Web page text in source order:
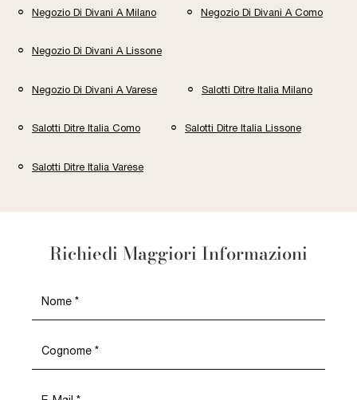
Negozio Di Divani A Milano Negozio Di Divani A Como
Negozio Di Divani A Lissone
Negozio Di Divani A Varese Salotti Ditre Italia Milano
Salotti Ditre Italia Como Salotti Ditre Italia Lissone
Salotti Ditre Italia Varese
Richiedi Maggiori Informazioni